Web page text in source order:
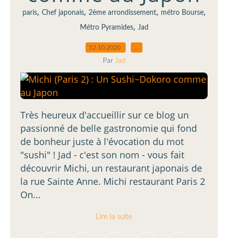
paris, Chef japonais, 2ème arrondissement, métro Bourse,
Métro Pyramides, Jad
12.10.2020
Par Jad
Très heureux d'accueillir sur ce blog un
passionné de belle gastronomie qui fond
de bonheur juste à l'évocation du mot
"sushi" ! Jad - c'est son nom - vous fait
découvrir Michi, un restaurant japonais de
la rue Sainte Anne. Michi restaurant Paris 2
On...
Lire la suite